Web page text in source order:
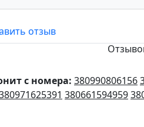
отзыв
с номера: 380990806156
380661594959